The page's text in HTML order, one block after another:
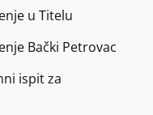
u Titelu
Bački Petrovac
ispit za